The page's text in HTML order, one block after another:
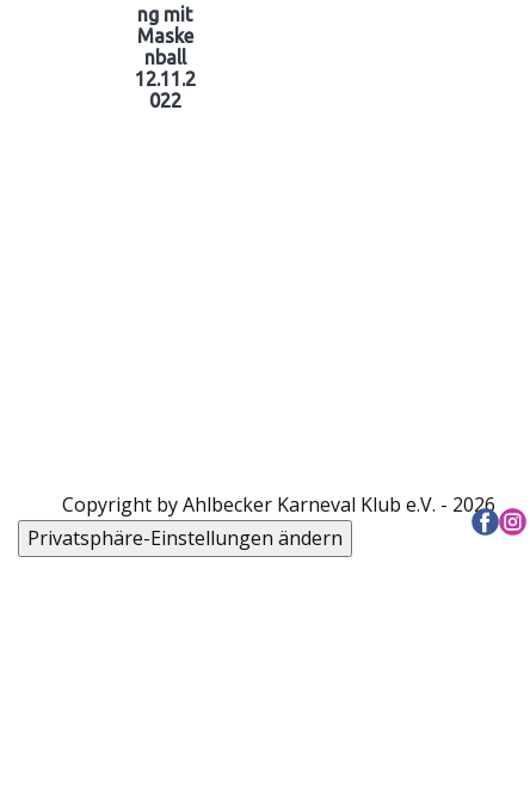
ng mit
Maske
nball
12.11.2
022
Copyright by Ahlbecker Karneval Klub e.V. - 2026
Privatsphäre-Einstellungen ändern